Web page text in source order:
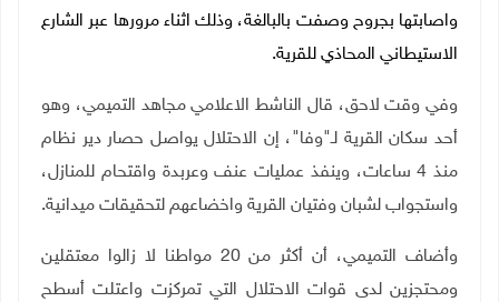
واصابتها بجروح وصفت بالبالغة، وذلك اثناء مرورها عبر الشارع
الاستيطاني المحاذي للقرية.
وفي وقت لاحق، قال الناشط الاعلامي مجاهد التميمي، وهو
أحد سكان القرية لـ"وفا"، إن الاحتلال يواصل حصار دير نظام
منذ 4 ساعات، وينفذ عمليات عنف وعربدة واقتحام للمنازل،
واستجواب لشبان وفتيان القرية واخضاعهم لتحقيقات ميدانية.
وأضاف التميمي، أن أكثر من 20 مواطنا لا زالوا معتقلين
ومحتجزين لدى قوات الاحتلال التي تمركزت واعتلت أسطح